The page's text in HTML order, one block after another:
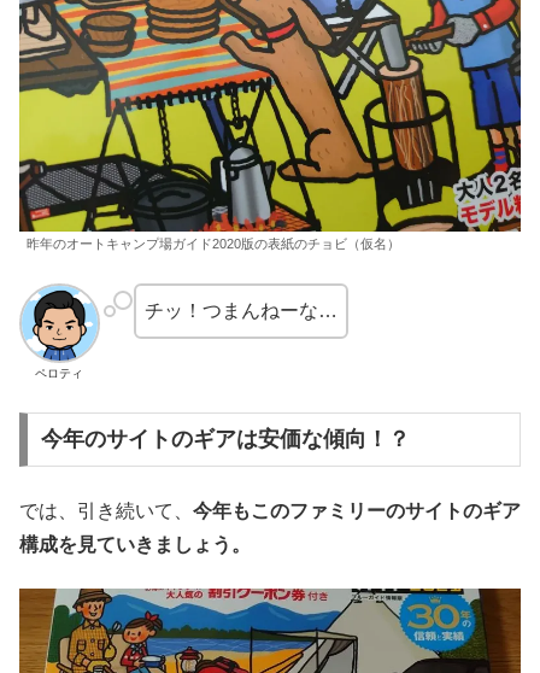
昨年のオートキャンプ場ガイド2020版の表紙のチョビ（仮名）
ペロティ
チッ！つまんねーな…
今年のサイトのギアは安価な傾向！？
では、引き続いて、 今年もこのファミリーのサイトのギア
構成を見ていきましょう。